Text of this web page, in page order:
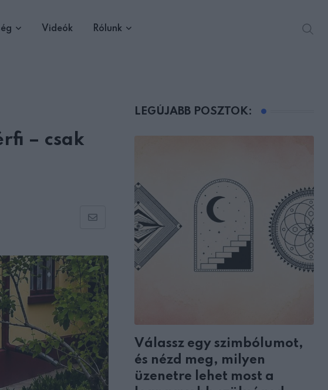
Videók Rólunk
– csak
Share
Email
LEGÚJABB POSZTOK:
Válassz egy szimbólumot,
és nézd meg, milyen
üzenetre lehet most a